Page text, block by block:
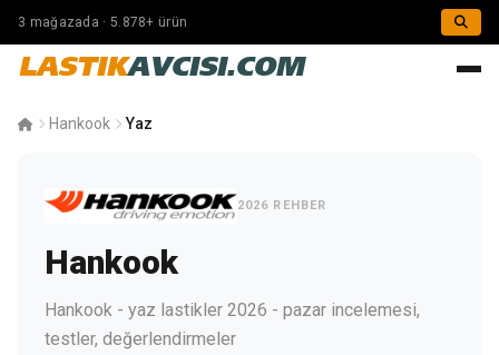
3 mağazada · 5.878+ ürün
LASTIKAVCISI.COM
Hankook Yaz
2026 REHBER
Hankook
Hankook - yaz lastikler 2026 - pazar incelemesi,
testler, değerlendirmeler